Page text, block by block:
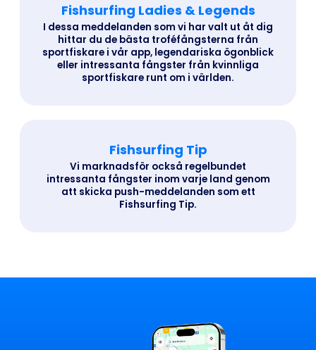
Fishsurfing Ladies & Legends
I dessa meddelanden som vi har valt ut åt dig
hittar du de bästa troféfångsterna från
sportfiskare i vår app, legendariska ögonblick
eller intressanta fångster från kvinnliga
sportfiskare runt om i världen.
Fishsurfing Tip
Vi marknadsför också regelbundet
intressanta fångster inom varje land genom
att skicka push-meddelanden som ett
Fishsurfing Tip.